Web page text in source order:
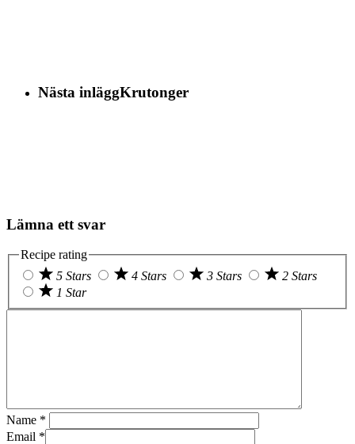
Nästa inläggKrutonger
Lämna ett svar
Recipe rating
5 Stars
4 Stars 3 Stars
2 Stars
1 Star
Name *
Email *